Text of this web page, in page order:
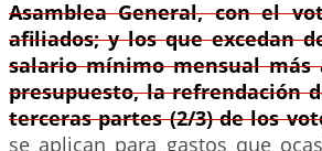
Asamblea General, con el
afiliados; y los que excedan
salario mínimo mensual
presupuesto, la refrendación
terceras partes (2/3) de los
se aplican para gastos que